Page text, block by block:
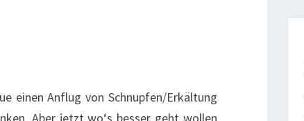
einen Anflug von Schnupfen/Erkältung